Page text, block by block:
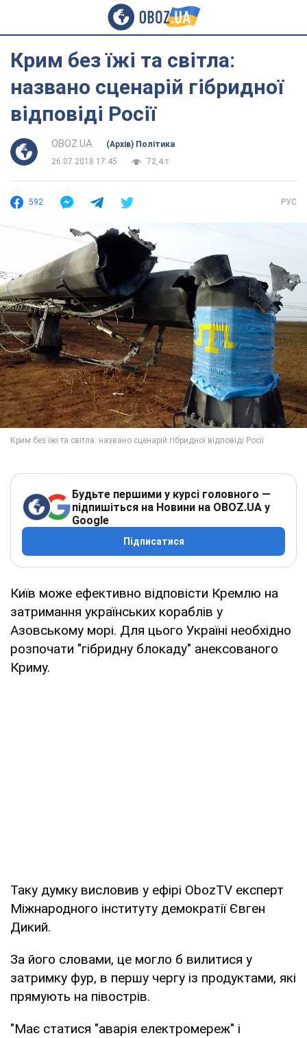
Крим без їжі та світла:
названо сценарій гібридної
відповіді Росії
OBOZ.UA
(Архів) Політика
26.07.2018 17:45
72,4 т.
592 РУС
Будьте першими у курсі головного —
підпишіться на Новини на OBOZ.UA у
Google
Підписатися
Київ може ефективно відповісти Кремлю на
затримання українських кораблів у
Азовському морі. Для цього Україні необхідно
розпочати "гібридну блокаду" анексованого
Криму.
Таку думку висловив у ефірі ObozTV експерт
Міжнародного інституту демократії Євген
Дикий.
За його словами, це могло б вилитися у
затримку фур, в першу чергу із продуктами, які
прямують на півострів.
"Має статися "аварія електромереж" і